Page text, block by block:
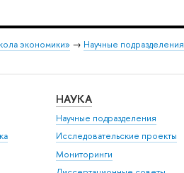
экономики» → Научные подразделения
НАУКА
Научные подразделения
Исследовательские проекты
Мониторинги